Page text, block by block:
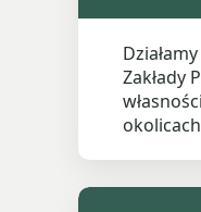
Zakłady